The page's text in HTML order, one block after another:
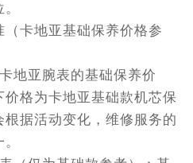
卡地亚基础保养价格参
地亚腕表的基础保养价
格为卡地亚基础款机芯保
据活动变化，维修服务的